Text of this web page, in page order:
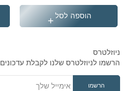
הוספה לסל
ניוזלטרס
הרשמו לניוזלטרס שלנו לקבלת עדכונים